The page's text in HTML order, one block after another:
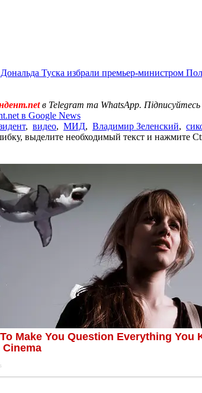
Дональда Туска избрали премьер-министром
в Telegram та WhatsApp.
в Google News
, видео, МИД, Владимир Зеленский,
выделите необходимый текст и нажмите